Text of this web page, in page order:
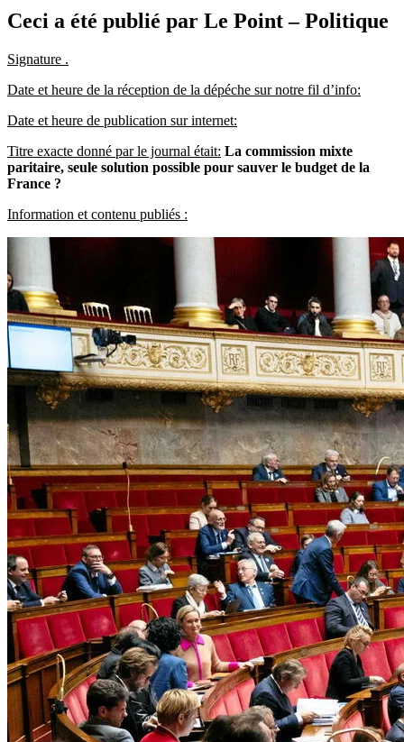
Ceci a été publié par Le Point – Politique
Signature .
Date et heure de la réception de la dépéche sur notre fil d’info:
Date et heure de publication sur internet:
Titre exacte donné par le journal était: La commission mixte
paritaire, seule solution possible pour sauver le budget de la
France ?
Information et contenu publiés :